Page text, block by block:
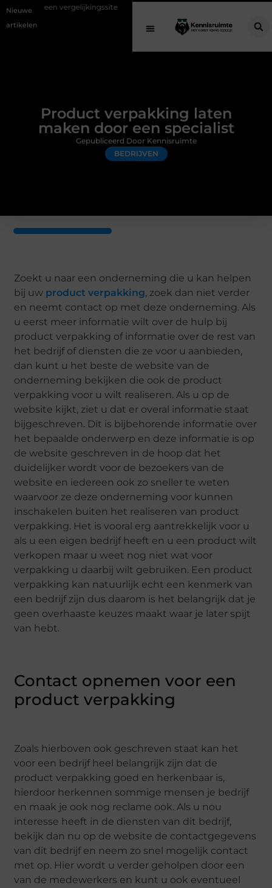
Nieuwe
artikelen
Schenking aan een goed doel: waarom geven
Product verpakking laten
maken door een specialist
BEDRIJVEN
Gepubliceerd Door Kennisruimte
Zoekt u naar een onderneming die u kan helpen
bij uw product verpakking, zoek dan niet verder
en neemt contact op met deze onderneming. Als
u eerst meer informatie wilt over de hulp bij
product verpakking of informatie over de rest van
het bedrijf of diensten die ze voor u aanbieden,
dan kunt u het beste de website van de
onderneming bekijken die ook de product
verpakking voor u wilt realiseren. Als u op de
website kijkt, ziet u dat er overal informatie staat
bijgeschreven. Dit is bijbehorende informatie over
het bepaalde onderwerp en deze informatie is op
de website geschreven in de hoop dat het
duidelijker wordt voor de bezoekers van de
website en iedereen ook zo sneller te weten
waarvoor ze deze onderneming voor kunnen
inschakelen buiten het realiseren van product
verpakking. Het is vooral erg aantrekkelijk voor u
als u een eigen bedrijf heeft en u een product wilt
verkopen maar u weet nog niet wat voor
verpakking u daarbij wilt gebruiken. Een product
verpakking kan natuurlijk echt een kenmerk van
een bedrijf zijn dus daarom is het belangrijk dat je
geen overhaaste keuzes maakt waar je later spijt
van hebt.
Contact opnemen voor een
product verpakking
Zoals hierboven ook geschreven staat kan het
voor een bedrijf heel belangrijk zijn dat de
product verpakking goed en herkenbaar is,
hierdoor herkennen sommige mensen je bedrijf
en maak je ook nog reclame ook. Als u nou
interesse heeft in de diensten van dit bedrijf,
bekijk dan nu op de website de contactgegevens
van dit bedrijf en neem zo snel mogelijk contact
met op. Hier wordt u verder geholpen door een
van de medewerkers en kunt u ook eventueel